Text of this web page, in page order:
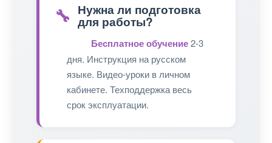
🔧 Нужна ли подготовка
для работы?
Бесплатное обучение2-3
дня. Инструкция на русском
языке. Видео-уроки в личном
кабинете. Техподдержка весь
срок эксплуатации.